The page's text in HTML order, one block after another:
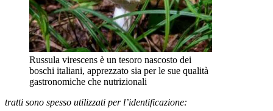
Russula virescens è un tesoro nascosto dei
boschi italiani, apprezzato sia per le sue qualità
gastronomiche che nutrizionali
tratti sono spesso utilizzati per l’identificazione: